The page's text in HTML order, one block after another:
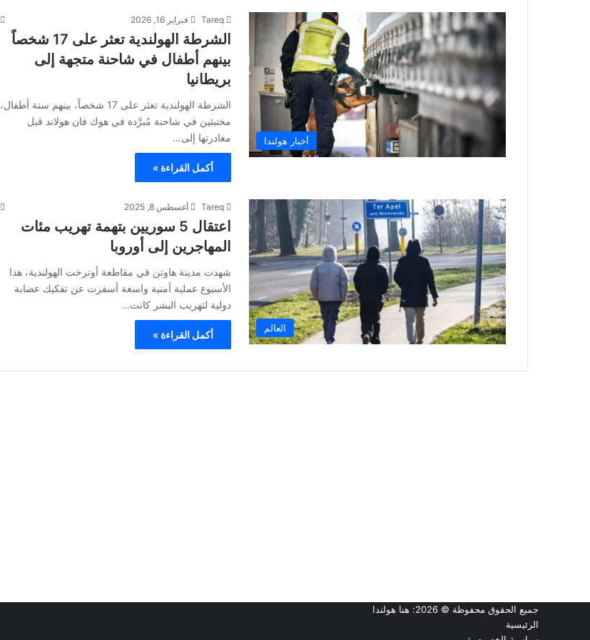
أخبار هولندا
Tareq فبراير 16, 2026
الشرطة الهولندية تعثر على 17 شخصاً
بينهم أطفال في شاحنة متجهة إلى
بريطانيا
الشرطة الهولندية تعثر على 17 شخصاً، بينهم ستة أطفال،
مختبئين في شاحنة مُبرَّدة في هوك فان هولاند قبل
مغادرتها إلى…
أكمل القراءة »
العالم
Tareq أغسطس 8, 2025
اعتقال 5 سوريين بتهمة تهريب مئات
المهاجرين إلى أوروبا
شهدت مدينة هاوتن في مقاطعة أوترخت الهولندية، هذا
الأسبوع عملية أمنية واسعة أسفرت عن تفكيك عصابة
دولية لتهريب البشر كانت…
أكمل القراءة »
جميع الحقوق محفوظة © 2026:
هنا هولندا
الرئيسية